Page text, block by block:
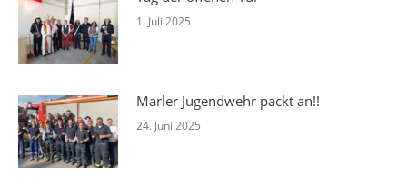
1. Juli 2025
Marler Jugendwehr packt an!!
24. Juni 2025